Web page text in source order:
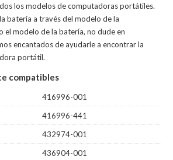
los modelos de computadoras portátiles.
batería a través del modelo de la
modelo de la batería, no dude en
encantados de ayudarle a encontrar la
portátil.
compatibles
416996-001
416996-441
432974-001
436904-001